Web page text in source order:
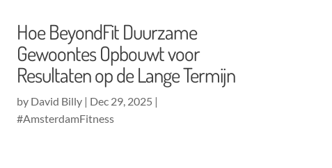
Hoe BeyondFit Duurzame
Gewoontes Opbouwt voor
Resultaten op de Lange Termijn
by David Billy| Dec 29, 2025 |
#AmsterdamFitness